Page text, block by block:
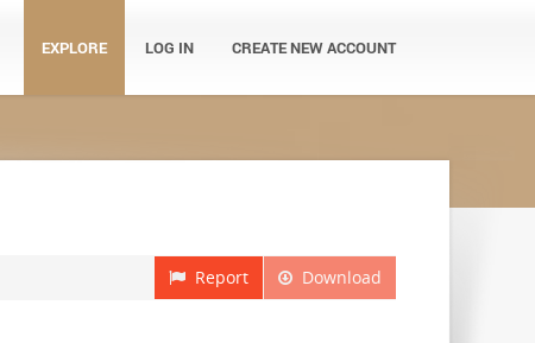
EXPLORE LOG IN CREATE NEW ACCOUNT
Download
Report